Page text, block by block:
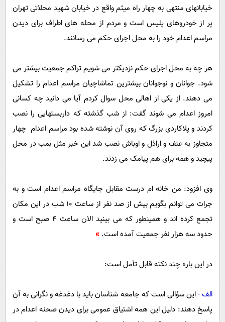
خیابانهای منتهی به چهار راه میثم واقع در خیابان شهید محلاتی تهران
پر از خودروهای پلیس است و مردم از محله های اطراف برای دیدن
مراسم اعدام خود را به محل اجرای حکم می رسانند.
هر چه به محل اجرای حکم نزدیکتر می شویم تراکم جمعیت بیشتر می
شود. جوانان و نوجوانان بیشترین تماشاچیان مراسم اعدام را تشکیل
می دهند. از یکی از اهالی محل سوال کردم آیا می دانید چه کسانی
امروز اعدام می شوند گفت: از شب گذشته که داربستهایی را نصب
کردند و پلاکاردی بزرگ که روی آن نوشته شده بود مراسم اعدام چهار
متجاوز به عنف و اراذل و اوباش نصب شد این خبر مثل بمب در محل
پیچید و همه برای هم پیامک می زدند.
وی افزود: من خانه ام درست مقابل جایگاه مراسم اعدام است و به
جرات می توانم بگویم بیش از صد نفر از ساعت 10 شب در این مکان
تجمع کرده اند و همینطور که می بینید الان ساعت 4 صبح است و
حدود سه هزار نفر جمعیت آمده است. »
در این باره چند نکته قابل تأمل است:
الف -این سؤالی است که جامعه شناسان باید با دغدغه و نگرانی به آن
پاسخ دهند: دلیل این همه اشتیاق عمومی برای دیدن صحنه اعدام در